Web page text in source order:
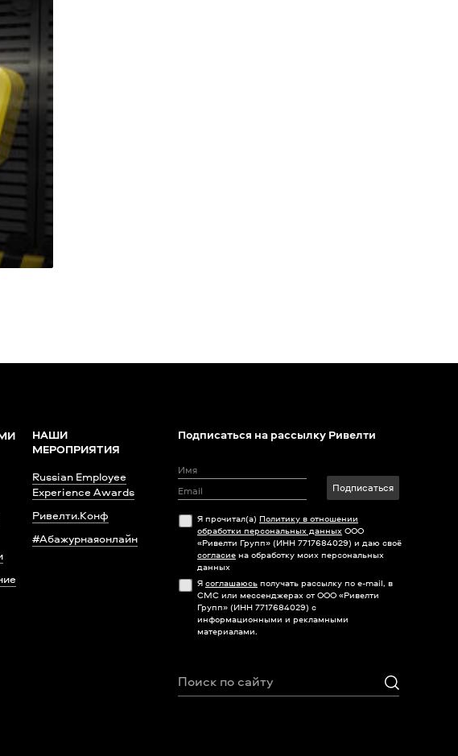
НАШИ
МЕРОПРИЯТИЯ
Russian Employee
Experience Awards
Ривелти.Конф
#Абажурнаяонлайн
Подписаться на рассылку Ривелти
Подписаться
Я прочитал(а) Политику в отношении
обработки персональных данных ООО
«Ривелти Групп» (ИНН 7717684029) и даю своё
согласие на обработку моих персональных
данных
Я соглашаюсь получать рассылку по e-mail, в
СМС или мессенджерах от ООО «Ривелти
Групп» (ИНН 7717684029) с
информационными и рекламными
материалами.